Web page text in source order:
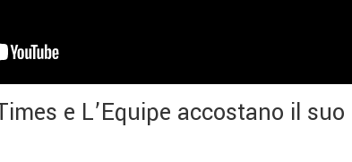
e L’Equipe accostano il